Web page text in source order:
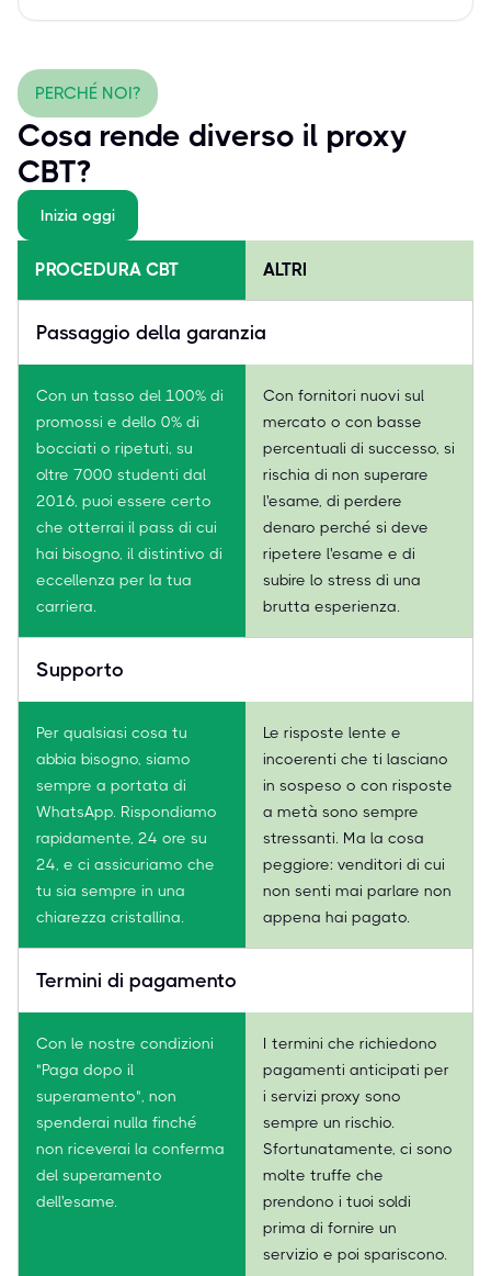
PERCHÉ NOI?
Cosa rende diverso il proxy
CBT?
Inizia oggi
PROCEDURA CBT ALTRI
Passaggio della garanzia
Con un tasso del 100% di
promossi e dello 0% di
bocciati o ripetuti, su
oltre 7000 studenti dal
2016, puoi essere certo
che otterrai il pass di cui
hai bisogno, il distintivo di
eccellenza per la tua
carriera.
Con fornitori nuovi sul
mercato o con basse
percentuali di successo, si
rischia di non superare
l'esame, di perdere
denaro perché si deve
ripetere l'esame e di
subire lo stress di una
brutta esperienza.
Supporto
Per qualsiasi cosa tu
abbia bisogno, siamo
sempre a portata di
WhatsApp. Rispondiamo
rapidamente, 24 ore su
24, e ci assicuriamo che
tu sia sempre in una
chiarezza cristallina.
Le risposte lente e
incoerenti che ti lasciano
in sospeso o con risposte
a metà sono sempre
stressanti. Ma la cosa
peggiore: venditori di cui
non senti mai parlare non
appena hai pagato.
Termini di pagamento
Con le nostre condizioni
"Paga dopo il
superamento", non
spenderai nulla finché
non riceverai la conferma
del superamento
dell'esame.
I termini che richiedono
pagamenti anticipati per
i servizi proxy sono
sempre un rischio.
Sfortunatamente, ci sono
molte truffe che
prendono i tuoi soldi
prima di fornire un
servizio e poi spariscono.